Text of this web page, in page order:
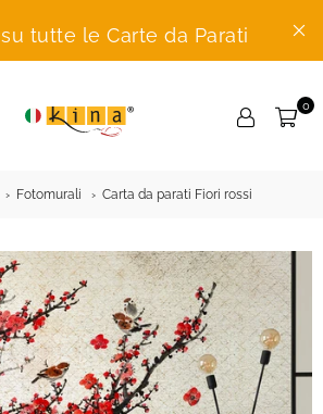
su tutte le Carte da Parati
0
Fotomurali Carta da parati Fiori rossi